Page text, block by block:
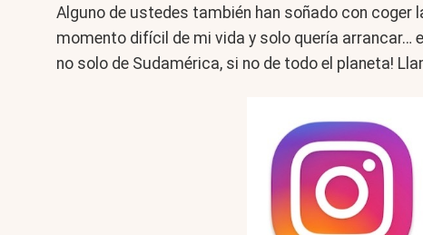
Alguno de ustedes también han soñado con coger
momento difícil de mi vida y solo quería
no solo de Sudamérica, si no de todo el planeta!